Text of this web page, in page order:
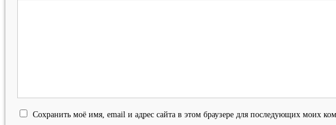
Сохранить моё имя, email и адрес сайта в этом браузере для последующих моих